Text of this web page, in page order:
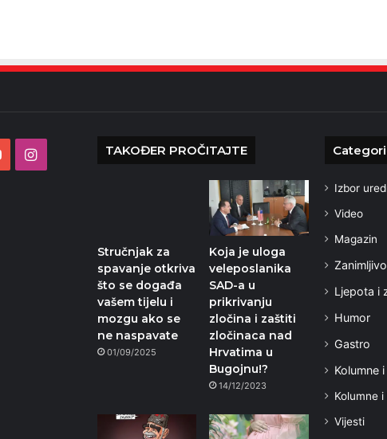
YouTubeInstagram TAKOĐER PROČITAJTE
Stručnjak za
spavanje otkriva
što se događa
vašem tijelu i
mozgu ako se
ne naspavate
01/09/2025
Koja je uloga
veleposlanika
SAD-a u
prikrivanju
zločina i zaštiti
zločinaca nad
Hrvatima u
Bugojnu!?
14/12/2023
Izbor
Video
Magazin
Ljepota i
Humor
Gastro
Kolumne
Kolumne
Vijesti